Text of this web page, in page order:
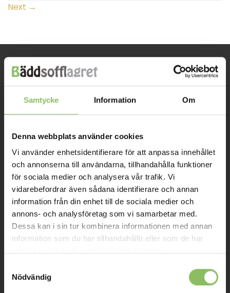
Samtycke Information Om
Denna webbplats använder cookies
Vi använder enhetsidentifierare för att anpassa innehållet
och annonserna till användarna, tillhandahålla funktioner
för sociala medier och analysera vår trafik. Vi
vidarebefordrar även sådana identifierare och annan
information från din enhet till de sociala medier och
annons- och analysföretag som vi samarbetar med.
Dessa kan i sin tur kombinera informationen med annan
information som du har tillhandahållit eller som de har
Nödvändig
Next →
INFORMATION
Om oss
Köpvillkor
Leverans
Prisgaranti
Reklamation
Affiliates